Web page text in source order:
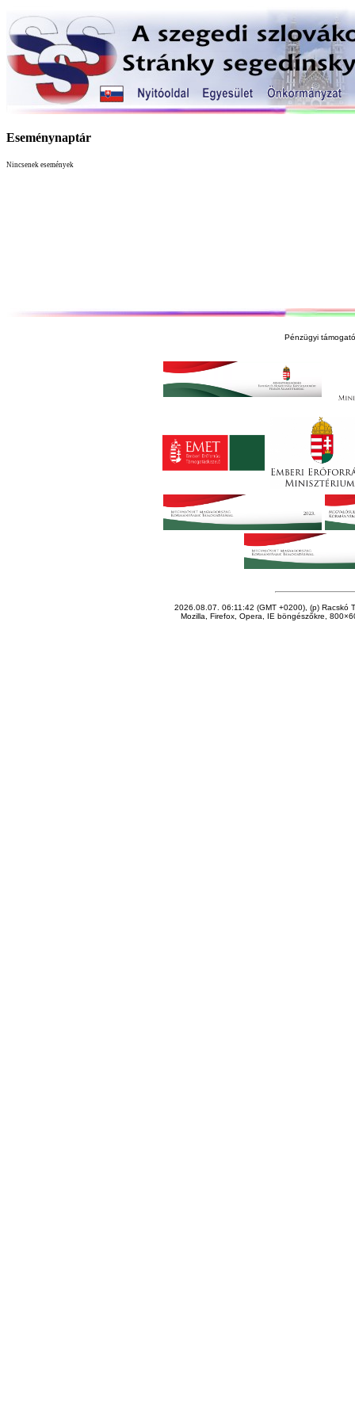
Eseménynaptár
Nincsenek események
Pénzügyi
2026.08.07. 06:11:42 (GMT +0200), (p) Racskó
Mozilla, Firefox, Opera, IE böngészőkre,